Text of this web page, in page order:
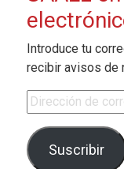
Introduce tu
recibir avisos de
Dirección de
Suscribir